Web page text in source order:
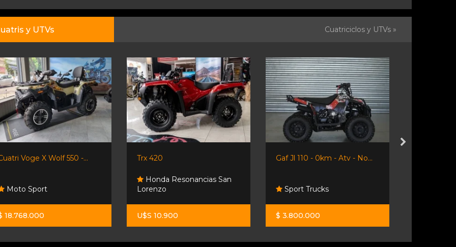
y UTVs Cuatriciclos y UTVs »
Voge X Wolf 550 -...
Moto Sport
18.768.000
Trx 420
Honda Resonancias San
Lorenzo
U$S 10.900
Gaf Jl 110 - 0km - Atv - No...
Sport Trucks
$ 3.800.000